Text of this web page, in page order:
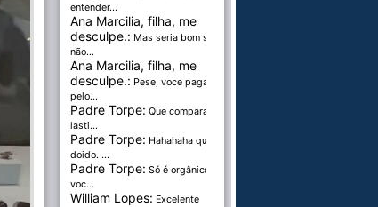
entender...
Ana Marcilia, filha, me
desculpe.: Mas seria bom se
não...
Ana Marcilia, filha, me
desculpe.: Pese, voce paga
pelo...
Padre Torpe: Que comparação
lasti...
Padre Torpe: Hahahaha que
doido. ...
Padre Torpe: Só é orgânico se
voc...
William Lopes: Excelente